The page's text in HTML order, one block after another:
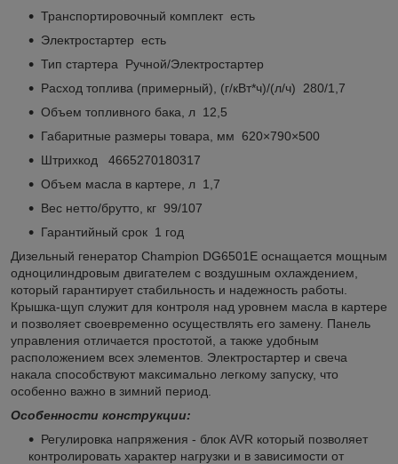
Транспортировочный комплект есть
Электростартер есть
Тип стартера Ручной/Электростартер
Расход топлива (примерный), (г/кВт*ч)/(л/ч) 280/1,7
Объем топливного бака, л 12,5
Габаритные размеры товара, мм 620×790×500
Штрихкод 4665270180317
Объем масла в картере, л 1,7
Вес нетто/брутто, кг 99/107
Гарантийный срок 1 год
Дизельный генератор Champion DG6501E оснащается мощным
одноцилиндровым двигателем с воздушным охлаждением,
который гарантирует стабильность и надежность работы.
Крышка-щуп служит для контроля над уровнем масла в картере
и позволяет своевременно осуществлять его замену. Панель
управления отличается простотой, а также удобным
расположением всех элементов. Электростартер и свеча
накала способствуют максимально легкому запуску, что
особенно важно в зимний период.
Особенности конструкции:
Регулировка напряжения - блок AVR который позволяет
контролировать характер нагрузки и в зависимости от